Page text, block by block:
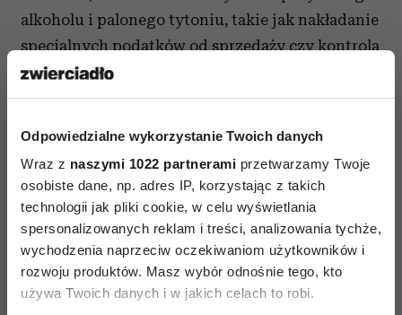
Odpowiedzialne wykorzystanie Twoich danych
Wraz z naszymi 1022 partnerami przetwarzamy Twoje
osobiste dane, np. adres IP, korzystając z takich
technologii jak pliki cookie, w celu wyświetlania
spersonalizowanych reklam i treści, analizowania tychże,
wychodzenia naprzeciw oczekiwaniom użytkowników i
rozwoju produktów. Masz wybór odnośnie tego, kto
używa Twoich danych i w jakich celach to robi.
alkoholu i palonego tytoniu, takie jak nakładanie
specjalnych podatków od sprzedaży czy kontrola
dostępu, a także zaostrzenie wymagań
licencyjnych na automatach i barach
i miejscach pracy, powinny stanowić pewnego
rodzaju rozwiązanie problemu cukru.
Nie używajmy słowa zakaz. Nie